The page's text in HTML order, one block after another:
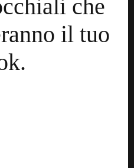
che
il tuo